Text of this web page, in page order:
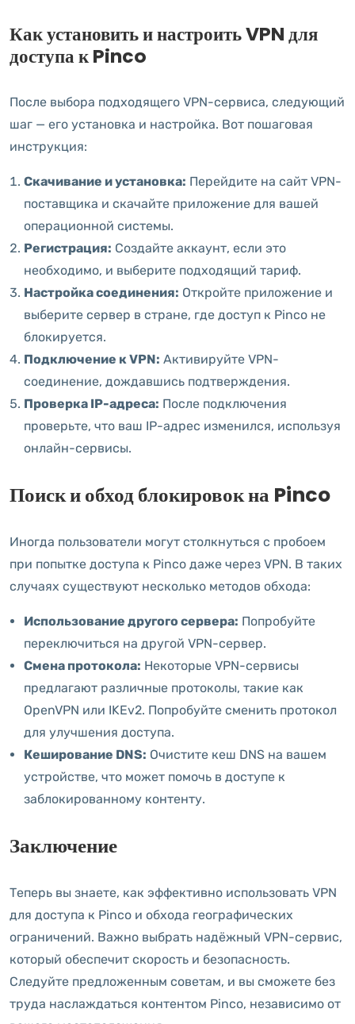
Как установить и настроить VPN для
доступа к Pinco
После выбора подходящего VPN-сервиса, следующий
шаг — его установка и настройка. Вот пошаговая
инструкция:
Скачивание и установка: Перейдите на сайт VPN-
поставщика и скачайте приложение для вашей
операционной системы.
Регистрация: Создайте аккаунт, если это
необходимо, и выберите подходящий тариф.
Настройка соединения: Откройте приложение и
выберите сервер в стране, где доступ к Pinco не
блокируется.
Подключение к VPN: Активируйте VPN-
соединение, дождавшись подтверждения.
Проверка IP-адреса: После подключения
проверьте, что ваш IP-адрес изменился, используя
онлайн-сервисы.
Поиск и обход блокировок на Pinco
Иногда пользователи могут столкнуться с пробоем
при попытке доступа к Pinco даже через VPN. В таких
случаях существуют несколько методов обхода:
Использование другого сервера: Попробуйте
переключиться на другой VPN-сервер.
Смена протокола: Некоторые VPN-сервисы
предлагают различные протоколы, такие как
OpenVPN или IKEv2. Попробуйте сменить протокол
для улучшения доступа.
Кеширование DNS: Очистите кеш DNS на вашем
устройстве, что может помочь в доступе к
заблокированному контенту.
Заключение
Теперь вы знаете, как эффективно использовать VPN
для доступа к Pinco и обхода географических
ограничений. Важно выбрать надёжный VPN-сервис,
который обеспечит скорость и безопасность.
Следуйте предложенным советам, и вы сможете без
труда наслаждаться контентом Pinco, независимо от